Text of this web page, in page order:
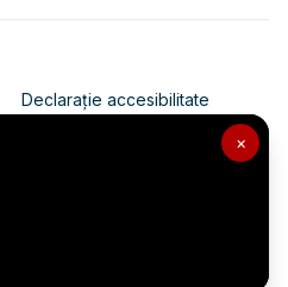
×
Declarație accesibilitate
Politica de confidențialitate